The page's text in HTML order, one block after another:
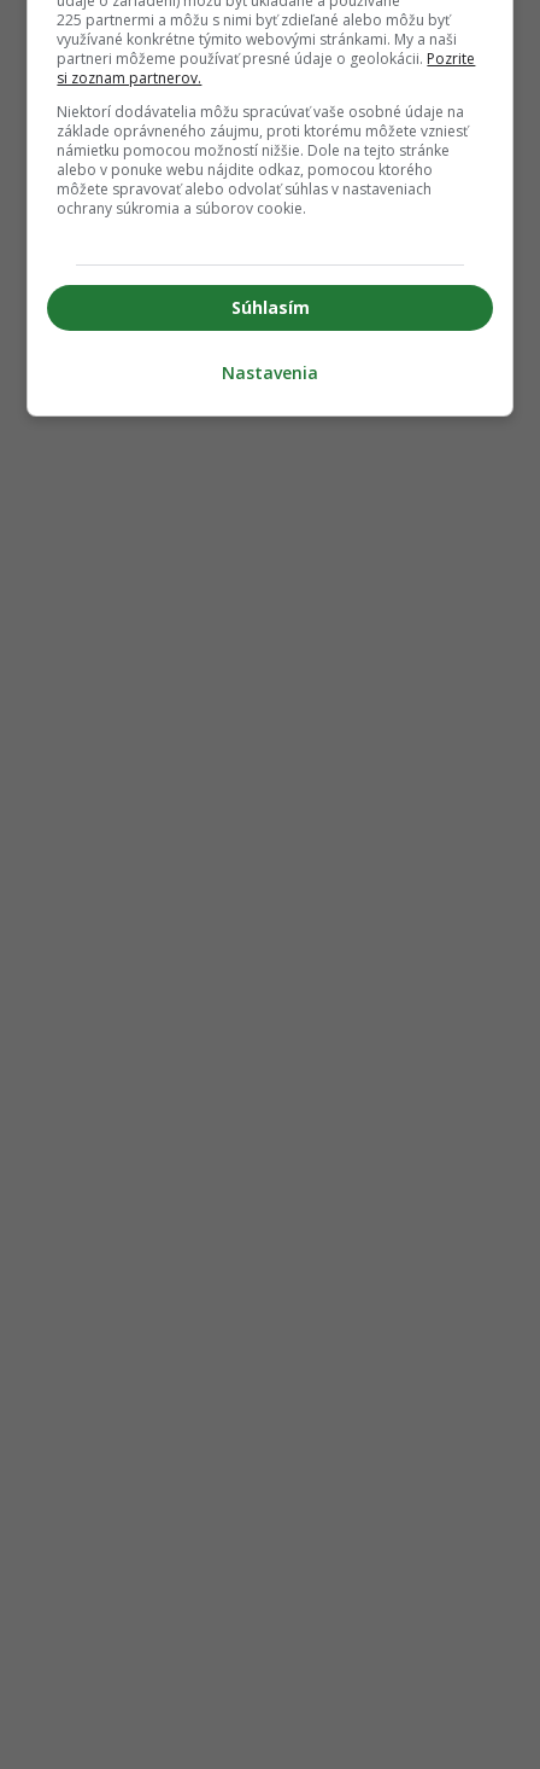
225 partnermi a môžu s nimi byť zdieľané alebo môžu byť
využívané konkrétne týmito webovými stránkami. My a naši
partneri môžeme používať presné údaje o geolokácii. Pozrite
si zoznam partnerov.
Niektorí dodávatelia môžu spracúvať vaše osobné údaje na
základe oprávneného záujmu, proti ktorému môžete vzniesť
námietku pomocou možností nižšie. Dole na tejto stránke
alebo v ponuke webu nájdite odkaz, pomocou ktorého
môžete spravovať alebo odvolať súhlas v nastaveniach
ochrany súkromia a súborov cookie.
Súhlasím
Nastavenia